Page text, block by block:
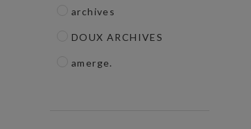
archives
DOUX ARCHIVES
amerge.